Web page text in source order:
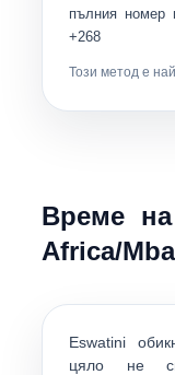
пълния номер
+268
Този метод е
Време
Africa/
Eswatini
цяло не